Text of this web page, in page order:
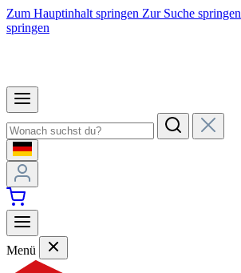
Zum Hauptinhalt springen Zur Suche springen
springen
Menü